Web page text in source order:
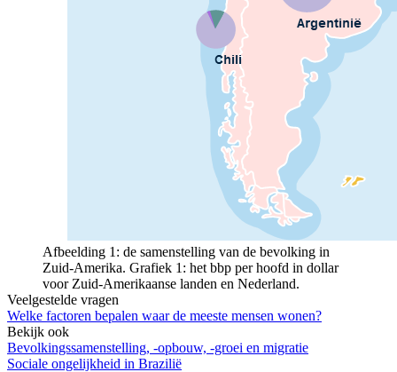
Afbeelding 1: de samenstelling van de bevolking in
Zuid-Amerika. Grafiek 1: het bbp per hoofd in dollar
voor Zuid-Amerikaanse landen en Nederland.
Veelgestelde vragen
Welke factoren bepalen waar de meeste mensen wonen?
Bekijk ook
Bevolkingssamenstelling, -opbouw, -groei en migratie
Sociale ongelijkheid in Brazilië